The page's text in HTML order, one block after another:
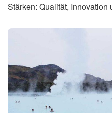
Stärken: Qualität, Innovation